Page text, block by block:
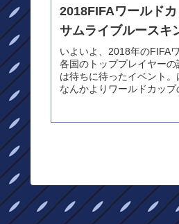
2018FIFAワールド
サムライブルースキ
いよいよ、2018年のFIFA
各国のトッププレイヤー
は待ちに待ったイベント
なんかよりワールドカップ